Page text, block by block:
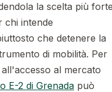
la scelta più
chi intende
che detenere la
di mobilità. Per
al mercato
E-2 di Grenada può